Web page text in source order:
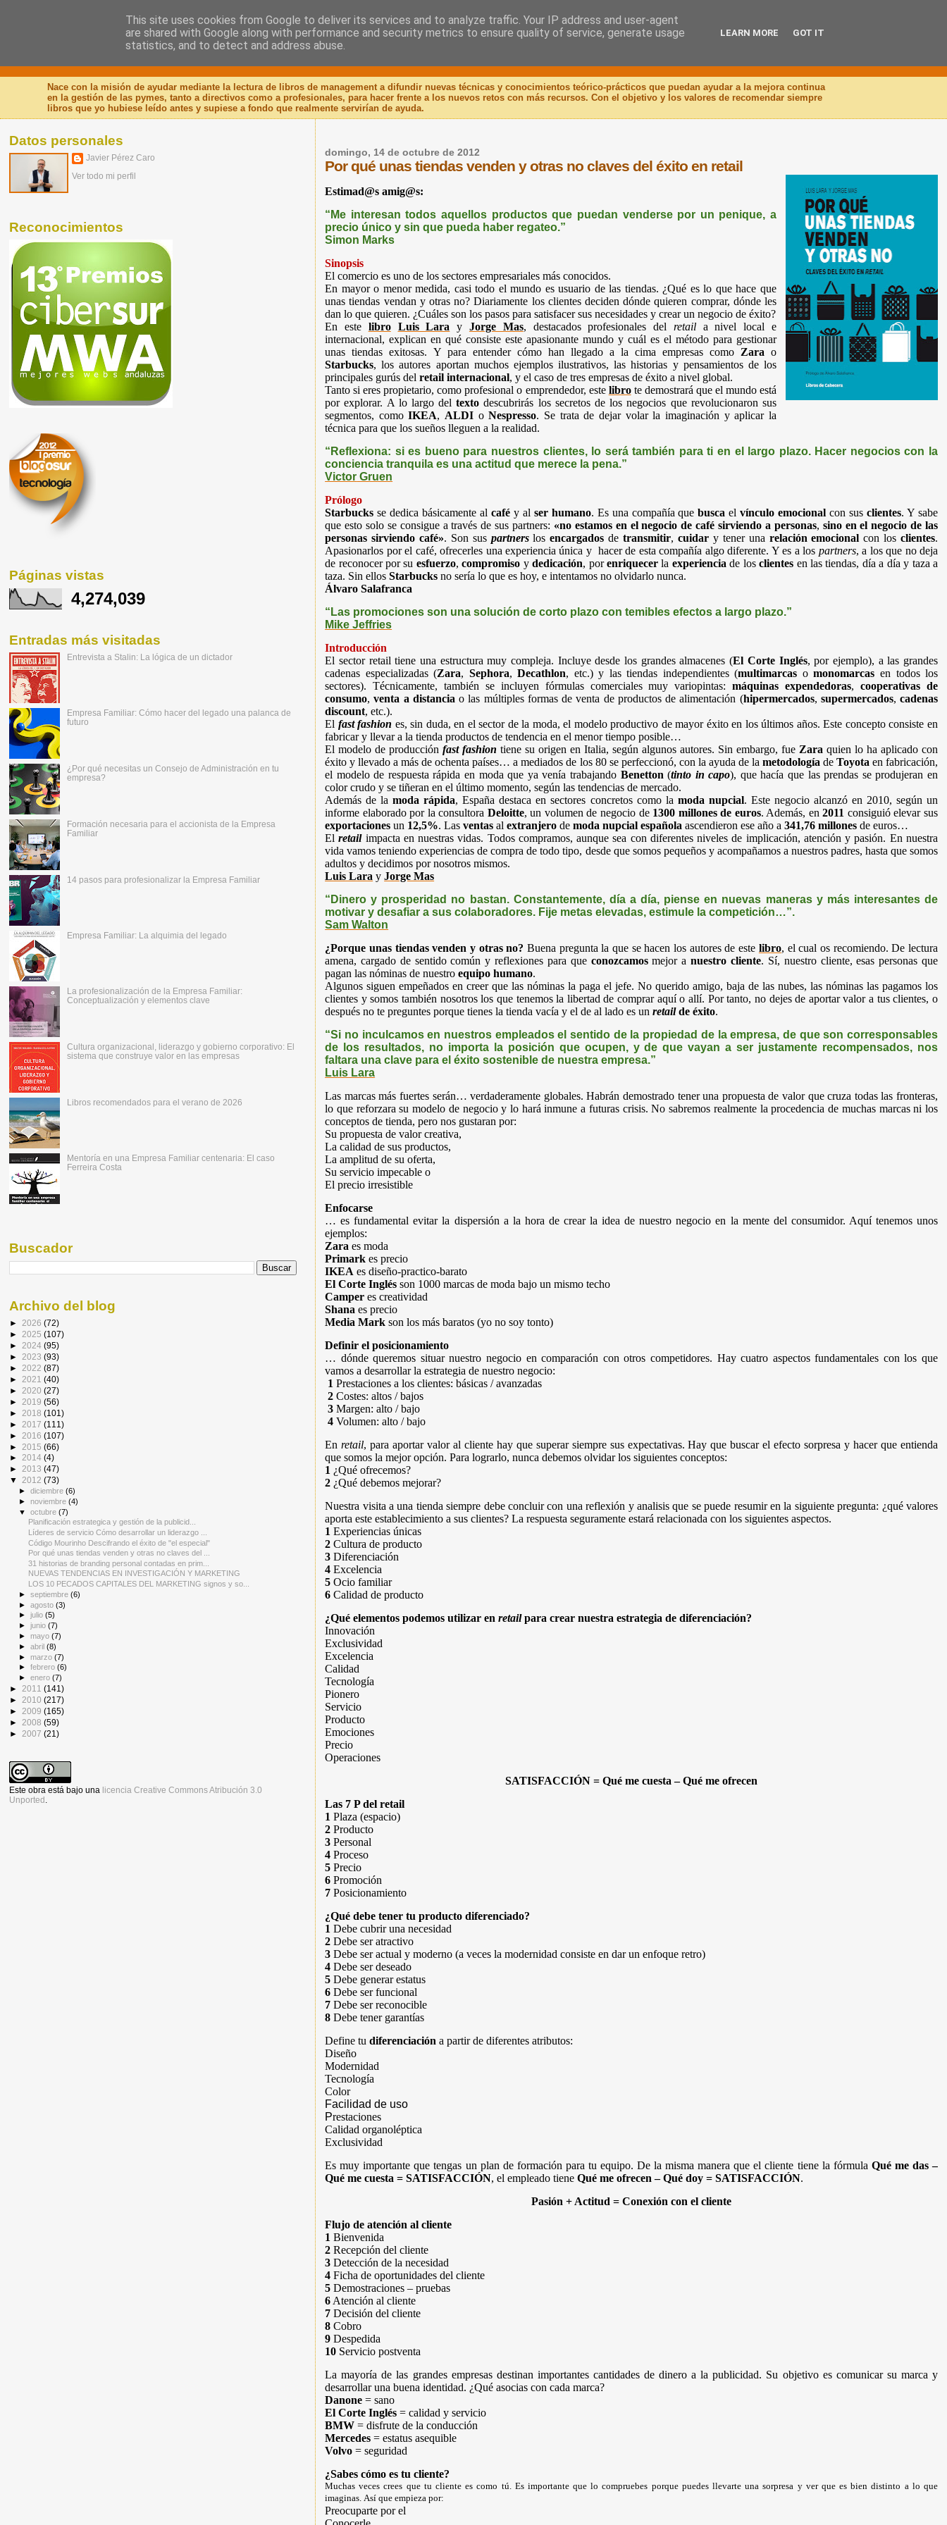
Nuevo Viernes - Nuevo Libro
Nace con la misión de ayudar mediante la lectura de libros de management a difundir nuevas técnicas y conocimientos teórico-prácticos que puedan ayudar a la mejora continua
en la gestión de las pymes, tanto a directivos como a profesionales, para hacer frente a los nuevos retos con más recursos. Con el objetivo y los valores de recomendar siempre
libros que yo hubiese leído antes y supiese a fondo que realmente servirían de ayuda.
domingo, 14 de octubre de 2012
Por qué unas tiendas venden y otras no claves del éxito en retail
Estimad@s amig@s:
“Me interesan todos aquellos productos que puedan venderse por un penique, a
precio único y sin que pueda haber regateo.”
Simon Marks
Sinopsis
El comercio es uno de los sectores empresariales más conocidos.
En mayor o menor medida, casi todo el mundo es usuario de las tiendas. ¿Qué es lo que hace que
unas tiendas vendan y otras no? Diariamente los clientes deciden dónde quieren comprar, dónde les
dan lo que quieren. ¿Cuáles son los pasos para satisfacer sus necesidades y crear un negocio de éxito?
En este libro Luis Lara y Jorge Mas, destacados profesionales del retaila nivel local e
internacional, explican en qué consiste este apasionante mundo y cuál es el método para gestionar
unas tiendas exitosas.Y para entender cómo han llegado a la cima empresas como Zara o
Starbucks, los autores aportan muchos ejemplos ilustrativos, las historias y pensamientos de los
principales gurús delretail internacional, y el caso de tres empresas de éxito a nivel global.
Tanto si eres propietario, como profesional o emprendedor, este librote demostrará que el mundo está
por explorar. A lo largo deltexto descubrirás los secretos de los negocios que revolucionaron sus
segmentos, comoIKEA, ALDI oNespresso. Se trata de dejar volar la imaginación y aplicar la
técnica para que los sueños lleguen a la realidad.
“Reflexiona: si es bueno para nuestros clientes, lo será también para ti en el largo plazo. Hacer negocios con la
conciencia tranquila es una actitud que merece la pena.”
Victor Gruen
Prólogo
Starbucks se dedica básicamente al caféy al ser humano. Es una compañía quebusca elvínculo emocional con susclientes. Y sabe
que esto solo se consigue a través de sus partners: «no estamos en el negocio de café sirviendo a personas, sino en el negocio de las
personas sirviendo café». Son sus partnerslosencargados detransmitir, cuidary tener una relación emocional con losclientes.
Apasionarlos por el café, ofrecerles una experiencia única y hacer de esta compañía algo diferente. Y es a los partners, a los que no deja
de reconocer por su esfuerzo,compromiso ydedicación, porenriquecer la experiencia de losclientes en las tiendas, día a día y taza a
taza. Sin ellosStarbucks no sería lo que es hoy, e intentamos no olvidarlo nunca.
Álvaro Salafranca
“Las promociones son una solución de corto plazo con temibles efectos a largo plazo.”
Mike Jeffries
Introducción
El sector retail tiene una estructura muy compleja. Incluye desde los grandes almacenes (El Corte Inglés, por ejemplo), a las grandes
cadenas especializadas (Zara, Sephora,Decathlon, etc.) y las tiendas independientes (multimarcas omonomarcas en todos los
sectores). Técnicamente, también se incluyen fórmulas comerciales muy variopintas:máquinas expendedoras,cooperativas de
consumo,venta a distancia o las múltiples formas de venta de productos de alimentación (hipermercados, supermercados,cadenas
discount, etc.).
El fast fashion es, sin duda, en el sector de la moda, el modelo productivo de mayor éxito en los últimos años. Este concepto consiste en
fabricar y llevar a la tienda productos de tendencia en el menor tiempo posible…
El modelo de producciónfast fashion tiene su origen en Italia, según algunos autores. Sin embargo, fue Zara quien lo ha aplicado con
éxito y llevado a más de ochenta países… a mediados de los 80 se perfeccionó, con la ayuda de la metodología de Toyota en fabricación,
el modelo de respuesta rápida en moda que ya venía trabajando Benetton (tinto in capo), que hacía que las prendas se produjeran en
color crudo y se tiñeran en el último momento, según las tendencias de mercado.
Además de lamoda rápida, España destaca en sectores concretos como la moda nupcial. Este negocio alcanzó en 2010, según un
informe elaborado por la consultora Deloitte, un volumen de negocio de 1300 millones de euros. Además, en2011 consiguió elevar sus
exportaciones un 12,5%. Lasventas alextranjero demoda nupcial española ascendieron ese año a341,76 millones de euros…
Elretailimpacta en nuestras vidas. Todos compramos, aunque sea con diferentes niveles de implicación, atención y pasión. En nuestra
vida vamos teniendo experiencias de compra de todo tipo, desde que somos pequeños y acompañamos a nuestros padres, hasta que somos
adultos y decidimos por nosotros mismos.
Luis Lara yJorge Mas
“Dinero y prosperidad no bastan. Constantemente, día a día, piense en nuevas maneras y más interesantes de
motivar y desafiar a sus colaboradores. Fije metas elevadas, estimule la competición…”.
Sam Walton
¿Porque unas tiendas venden y otras no? Buena pregunta la que se hacen los autores de este libro, el cual os recomiendo. De lectura
amena, cargado de sentido común y reflexiones para que conozcamosmejor anuestro cliente. Sí, nuestro cliente, esas personas que
pagan las nóminas de nuestroequipo humano.
Algunos siguen empeñados en creer que las nóminas la paga el jefe. No querido amigo, baja de las nubes, las nóminas las pagamos los
clientes y somos también nosotros los que tenemos la libertad de comprar aquí o allí. Por tanto, no dejes de aportar valor a tus clientes, o
después no te preguntes porque tienes la tienda vacía y el de al lado es unretail de éxito.
“Si no inculcamos en nuestros empleados el sentido de la propiedad de la empresa, de que son corresponsables
de los resultados, no importa la posición que ocupen, y de que vayan a ser justamente recompensados, nos
faltara una clave para el éxito sostenible de nuestra empresa.”
Luis Lara
Las marcas más fuertes serán… verdaderamente globales. Habrán demostrado tener una propuesta de valor que cruza todas las fronteras,
lo que reforzara su modelo de negocio y lo hará inmune a futuras crisis. No sabremos realmente la procedencia de muchas marcas ni los
conceptos de tienda, pero nos gustaran por:
Su propuesta de valor creativa,
La calidad de sus productos,
La amplitud de su oferta,
Su servicio impecable o
El precio irresistible
Enfocarse
… es fundamental evitar la dispersión a la hora de crear la idea de nuestro negocio en la mente del consumidor. Aquí tenemos unos
ejemplos:
Zara es moda
Primark es precio
IKEA es diseño-practico-barato
El Corte Inglés son 1000 marcas de moda bajo un mismo techo
Camper es creatividad
Shana es precio
Media Mark son los más baratos (yo no soy tonto)
Definir el posicionamiento
… dónde queremos situar nuestro negocio en comparación con otros competidores. Hay cuatro aspectos fundamentales con los que
vamos a desarrollar la estrategia de nuestro negocio:
1 Prestaciones a los clientes: básicas / avanzadas
2 Costes: altos / bajos
3 Margen: alto / bajo
4Volumen: alto / bajo
Enretail, para aportar valor al cliente hay que superar siempre sus expectativas. Hay que buscar el efecto sorpresa y hacer que entienda
que somos la mejor opción. Para lograrlo, nunca debemos olvidar los siguientes conceptos:
1 ¿Qué ofrecemos?
2 ¿Qué debemos mejorar?
Nuestra visita a una tienda siempre debe concluir con una reflexión y analisis que se puede resumir en la siguiente pregunta: ¿qué valores
aporta este establecimiento a sus clientes? La respuesta seguramente estará relacionada con los siguientes aspectos.
1 Experiencias únicas
2Cultura de producto
3 Diferenciación
4Excelencia
5 Ocio familiar
6 Calidad de producto
¿Qué elementos podemos utilizar enretailpara crear nuestra estrategia de diferenciación?
Innovación
Exclusividad
Excelencia
Calidad
Tecnología
Pionero
Servicio
Producto
Emociones
Precio
Operaciones
SATISFACCIÓN = Qué me cuesta – Qué me ofrecen
Las 7 P del retail
1Plaza (espacio)
2 Producto
3 Personal
4Proceso
5 Precio
6 Promoción
7 Posicionamiento
¿Qué debe tener tu producto diferenciado?
1 Debe cubrir una necesidad
2 Debe ser atractivo
3 Debe ser actual y moderno (a veces la modernidad consiste en dar un enfoque retro)
4 Debe ser deseado
5 Debe generar estatus
6 Debe ser funcional
7 Debe ser reconocible
8Debe tener garantías
Define tudiferenciacióna partir de diferentes atributos:
Diseño
Modernidad
Tecnología
Color
Facilidad de uso
Prestaciones
Calidad organoléptica
Exclusividad
Es muy importante que tengas un plan de formación para tu equipo. De la misma manera que el cliente tiene la fórmula Qué me das –
Qué me cuesta = SATISFACCIÓN, el empleado tiene Qué me ofrecen – Qué doy = SATISFACCIÓN.
Pasión + Actitud = Conexión con el cliente
Flujo de atención al cliente
1 Bienvenida
2 Recepción del cliente
3 Detección de la necesidad
4 Ficha de oportunidades del cliente
5Demostraciones – pruebas
6 Atención al cliente
7 Decisión del cliente
8Cobro
9Despedida
10 Servicio postventa
La mayoría de las grandes empresas destinan importantes cantidades de dinero a la publicidad. Su objetivo es comunicar su marca y
desarrollar una buena identidad. ¿Qué asocias con cada marca?
Danone = sano
El Corte Inglés = calidad y servicio
BMW = disfrute de la conducción
Mercedes = estatus asequible
Volvo = seguridad
¿Sabes cómo es tu cliente?
Muchas veces crees que tu cliente es como tú. Es importante que lo compruebes porque puedes llevarte una sorpresa y ver que es bien distinto a lo que
imaginas.Así que empieza por:
Preocuparte por el
Datos personales
Javier Pérez Caro
Ver todo mi perfil
Reconocimientos
Páginas vistas
4,274,039
Entradas más visitadas
Entrevista a Stalin: La lógica de un dictador
Empresa Familiar: Cómo hacer del legado una palanca de
futuro
¿Por qué necesitas un Consejo de Administración en tu
empresa?
Formación necesaria para el accionista de la Empresa
Familiar
14 pasos para profesionalizar la Empresa Familiar
Empresa Familiar: La alquimia del legado
La profesionalización de la Empresa Familiar:
Conceptualización y elementos clave
Cultura organizacional, liderazgo y gobierno corporativo: El
sistema que construye valor en las empresas
Libros recomendados para el verano de 2026
Mentoría en una Empresa Familiar centenaria: El caso
Ferreira Costa
Buscador
Archivo del blog
► 2026 (72)
► 2025 (107)
► 2024 (95)
► 2023 (93)
► 2022 (87)
► 2021 (40)
► 2020 (27)
► 2019 (56)
► 2018 (101)
► 2017 (111)
► 2016 (107)
► 2015 (66)
► 2014 (4)
► 2013 (47)
▼ 2012 (73)
►diciembre(6)
► noviembre(4)
▼octubre(7)
Planificación estrategica y gestión de la publicid...
Líderes de servicio Cómo desarrollar un liderazgo ...
Código Mourinho Descifrando el éxito de "el especial"
Por qué unas tiendas venden y otras no claves del ...
31 historias de branding personal contadas en prim...
NUEVAS TENDENCIAS EN INVESTIGACIÓN Y MARKETING
LOS 10 PECADOS CAPITALES DEL MARKETING signos y so...
►septiembre(6)
►agosto(3)
►julio(5)
►junio(7)
► mayo(7)
►abril(8)
► marzo(7)
►febrero(6)
►enero(7)
► 2011 (141)
► 2010 (217)
► 2009 (165)
► 2008 (59)
► 2007 (21)
Este obra está bajo una licencia Creative Commons Atribución 3.0
Unported
This site uses cookies from Google to deliver its services and to analyze traffic. Your IP address and user-agent
are shared with Google along with performance and security metrics to ensure quality of service, generate usage
statistics, and to detect and address abuse.
LEARN MORE GOT IT